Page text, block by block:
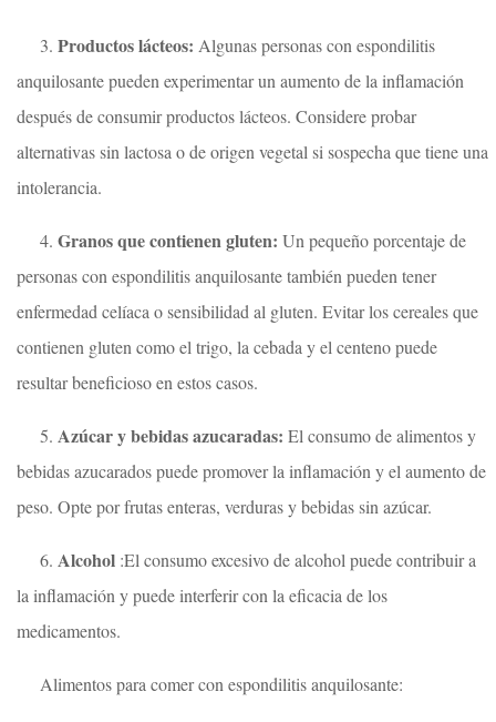
3. Productos lácteos: Algunas personas con espondilitis
anquilosante pueden experimentar un aumento de la inflamación
después de consumir productos lácteos. Considere probar
alternativas sin lactosa o de origen vegetal si sospecha que tiene una
intolerancia.
4. Granos que contienen gluten: Un pequeño porcentaje de
personas con espondilitis anquilosante también pueden tener
enfermedad celíaca o sensibilidad al gluten. Evitar los cereales que
contienen gluten como el trigo, la cebada y el centeno puede
resultar beneficioso en estos casos.
5. Azúcar y bebidas azucaradas: El consumo de alimentos y
bebidas azucarados puede promover la inflamación y el aumento de
peso. Opte por frutas enteras, verduras y bebidas sin azúcar.
6. Alcohol :El consumo excesivo de alcohol puede contribuir a
la inflamación y puede interferir con la eficacia de los
medicamentos.
Alimentos para comer con espondilitis anquilosante: